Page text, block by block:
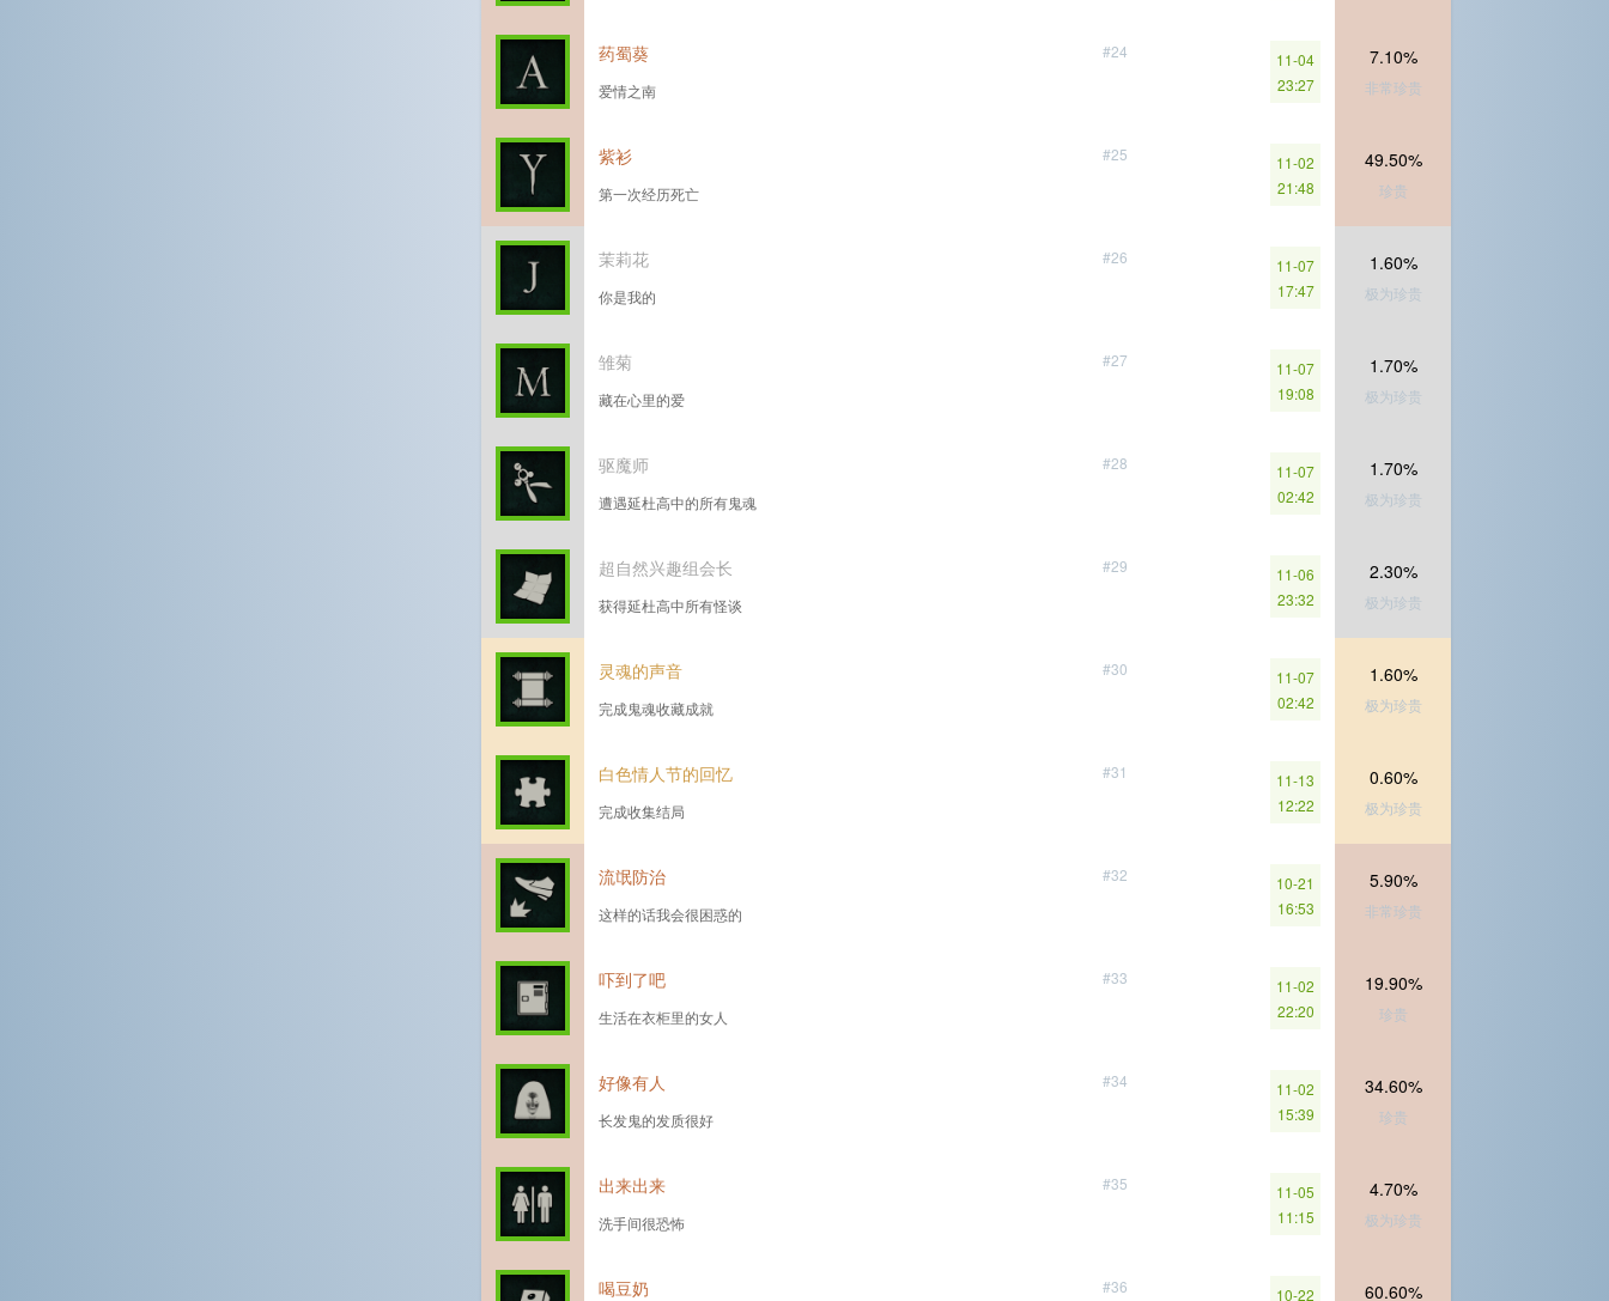
#24
药蜀葵
爱情之南
11-04
23:27
7.10%
非常珍贵
#25
紫衫
第一次经历死亡
11-02
21:48
49.50%
珍贵
#26
茉莉花
你是我的
11-07
17:47
1.60%
极为珍贵
#27
雏菊
藏在心里的爱
11-07
19:08
1.70%
极为珍贵
#28
驱魔师
遭遇延杜高中的所有鬼魂
11-07
02:42
1.70%
极为珍贵
#29
超自然兴趣组会长
获得延杜高中所有怪谈
11-06
23:32
2.30%
极为珍贵
#30
灵魂的声音
完成鬼魂收藏成就
11-07
02:42
1.60%
极为珍贵
#31
白色情人节的回忆
完成收集结局
11-13
12:22
0.60%
极为珍贵
#32
流氓防治
这样的话我会很困惑的
10-21
16:53
5.90%
非常珍贵
#33
吓到了吧
生活在衣柜里的女人
11-02
22:20
19.90%
珍贵
#34
好像有人
长发鬼的发质很好
11-02
15:39
34.60%
珍贵
#35
出来出来
洗手间很恐怖
11-05
11:15
4.70%
极为珍贵
#36
喝豆奶 10-22 60.60%